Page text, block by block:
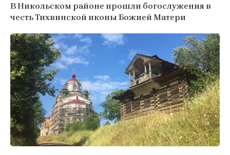
В Никольском районе прошли богослужения в
честь Тихвинской иконы Божией Матери